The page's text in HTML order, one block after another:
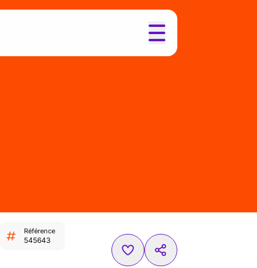
Référence
545643